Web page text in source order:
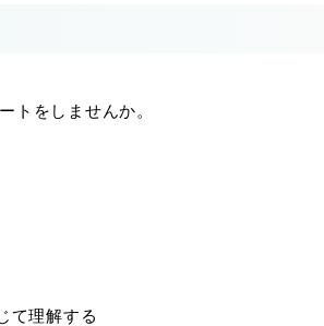
トをしませんか。
て理解する